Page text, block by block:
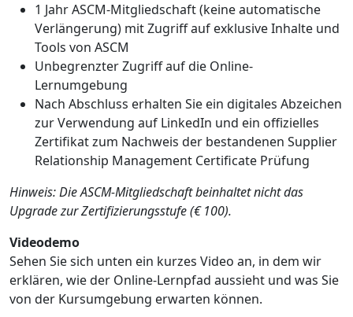
1 Jahr ASCM-Mitgliedschaft (keine automatische
Verlängerung) mit Zugriff auf exklusive Inhalte und
Tools von ASCM
Unbegrenzter Zugriff auf die Online-
Lernumgebung
Nach Abschluss erhalten Sie ein digitales Abzeichen
zur Verwendung auf LinkedIn und ein offizielles
Zertifikat zum Nachweis der bestandenen Supplier
Relationship Management Certificate Prüfung
Hinweis: Die ASCM-Mitgliedschaft beinhaltet nicht das
Upgrade zur Zertifizierungsstufe (€ 100).
Videodemo
Sehen Sie sich unten ein kurzes Video an, in dem wir
erklären, wie der Online-Lernpfad aussieht und was Sie
von der Kursumgebung erwarten können.